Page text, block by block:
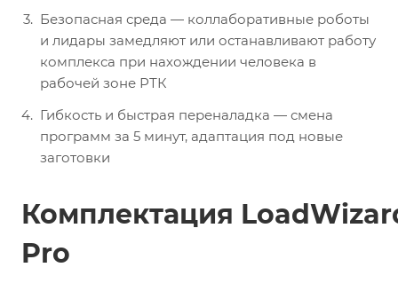
Безопасная среда — коллаборативные роботы
и лидары замедляют или останавливают работу
комплекса при нахождении человека в
рабочей зоне РТК
Гибкость и быстрая переналадка — смена
программ за 5 минут, адаптация под новые
заготовки
Комплектация
Pro